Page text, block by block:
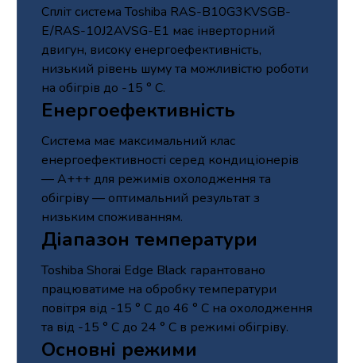
Спліт система Toshiba RAS-B10G3KVSGB-
E/RAS-10J2AVSG-E1 має інверторний
двигун, високу енергоефективність,
низький рівень шуму та можливістю роботи
на обігрів до -15 ° С.
Енергоефективність
Система має максимальний клас
енергоефективності серед кондиціонерів
— A+++ для режимів охолодження та
обігріву — оптимальний результат з
низьким споживанням.
Діапазон температури
Toshiba Shorai Edge Black гарантовано
працюватиме на обробку температури
повітря від -15 ° C до 46 ° C на охолодження
та від -15 ° C до 24 ° C в режимі обігріву.
Основні режими